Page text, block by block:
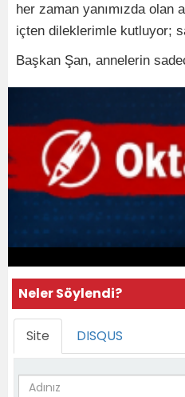
her zaman yanımızda olan
içten dileklerimle kutluyor;
Başkan Şan, annelerin
Neler Söylendi?
Site DISQUS